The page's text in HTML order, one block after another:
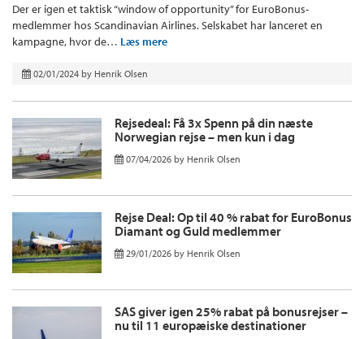
Der er igen et taktisk “window of opportunity” for EuroBonus-
medlemmer hos Scandinavian Airlines. Selskabet har lanceret en
kampagne, hvor de… Læs mere
02/01/2024 by Henrik Olsen
Rejsedeal: Få 3x Spenn på din næste
Norwegian rejse – men kun i dag
07/04/2026 by Henrik Olsen
Rejse Deal: Op til 40 % rabat for EuroBonus
Diamant og Guld medlemmer
29/01/2026 by Henrik Olsen
SAS giver igen 25% rabat på bonusrejser –
nu til 11 europæiske destinationer